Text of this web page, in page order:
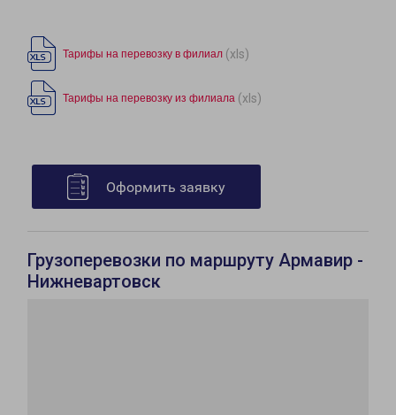
Тарифы на перевозку в филиал (xls)
Тарифы на перевозку из филиала (xls)
Оформить заявку
Грузоперевозки по маршруту Армавир -
Нижневартовск